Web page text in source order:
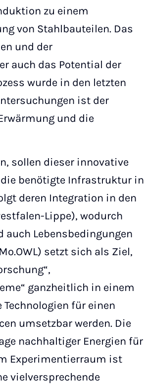
zu einem
von Stahlbauteilen. Das
und der
auch das Potential der
wurde in den letzten
ist der
und die
sollen dieser innovative
die benötigte Infrastruktur in
deren Integration in den
Lippe), wodurch
Lebensbedingungen
setzt sich als Ziel,
ganzheitlich in einem
für einen
umsetzbar werden. Die
nachhaltiger Energien für
Experimentierraum ist
vielversprechende